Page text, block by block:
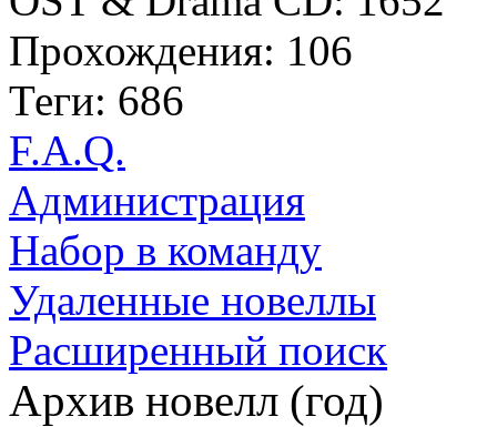
Прохождения: 106
Теги: 686
F.A.Q.
Администрация
Набор в команду
Удаленные новеллы
Расширенный поиск
Архив новелл (год)